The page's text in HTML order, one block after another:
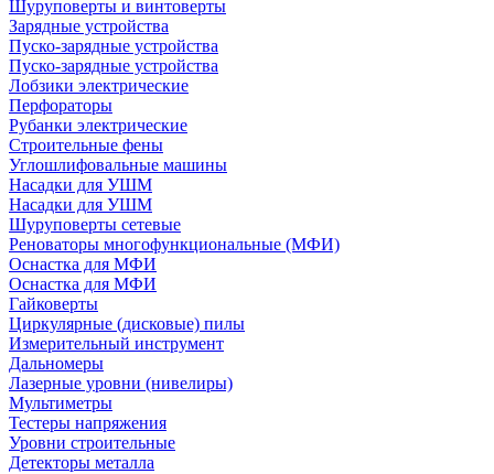
Шуруповерты и винтоверты
Зарядные устройства
Пуско-зарядные устройства
Пуско-зарядные устройства
Лобзики электрические
Перфораторы
Рубанки электрические
Строительные фены
Углошлифовальные машины
Насадки для УШМ
Насадки для УШМ
Шуруповерты сетевые
Реноваторы многофункциональные (МФИ)
Оснастка для МФИ
Оснастка для МФИ
Гайковерты
Циркулярные (дисковые) пилы
Измерительный инструмент
Дальномеры
Лазерные уровни (нивелиры)
Мультиметры
Тестеры напряжения
Уровни строительные
Детекторы металла